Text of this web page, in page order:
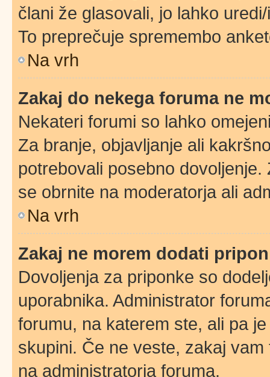
člani že glasovali, jo lahko
To preprečuje spremembo
Na vrh
Zakaj do nekega foruma ne
Nekateri forumi so lahko
Za branje, objavljanje ali
potrebovali posebno
se obrnite na moderatorja ali
Na vrh
Zakaj ne morem dodati
Dovoljenja za priponke so
uporabnika. Administrator
forumu, na katerem ste, ali pa
skupini. Če ne veste, zakaj
na administratorja foruma.